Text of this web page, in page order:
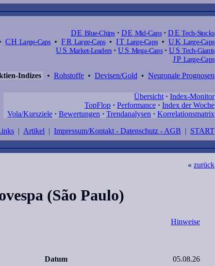
DE Blue-Chips · DE Mid-Caps · DE Tech-Stocks
CH Large-Caps•FR Large-Caps•IT Large-Caps•UK Large-Caps
US Market-Leaders · US Mega-Caps · US Tech-Giants
JP Large-Caps
Indizes
• Rohstoffe • Devisen/Gold • Neuronale Prognosen
Übersicht · Index-Monitor
TopFlop · Performance · Index der Woche
Vola/Kursziele · Bewertungen · Trendanalysen · Korrelationsmatrix
« zurück
| Artikel | Impressum/Kontakt - Datenschutz - AGB | START
(São Paulo)
Hinweise
Datum 05.08.26